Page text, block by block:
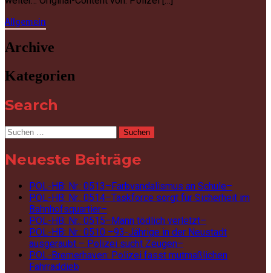
Allgemein
Archive
Kategorien
Search
Suchen
Neueste Beiträge
POL-HB: Nr.: 0513–Farbvandalismus an Schule–
POL-HB: Nr.: 0514–Taskforce sorgt für Sicherheit im
Bahnhofsquartier–
POL-HB: Nr.: 0515–Mann tödlich verletzt–
POL-HB: Nr.: 0510 –93-Jährige in der Neustadt
ausgeraubt – Polizei sucht Zeugen–
POL-Bremerhaven: Polizei fasst mutmaßlichen
Fahrraddieb